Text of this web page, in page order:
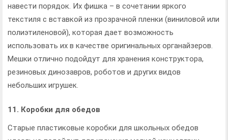
навести порядок. Их фишка – в сочетании яркого
текстиля с вставкой из прозрачной пленки (виниловой или
полиэтиленовой), которая дает возможность
использовать их в качестве оригинальных органайзеров.
Мешки отлично подойдут для хранения конструктора,
резиновых динозавров, роботов и других видов
небольших игрушек.
11. Коробки для обедов
Старые пластиковые коробки для школьных обедов